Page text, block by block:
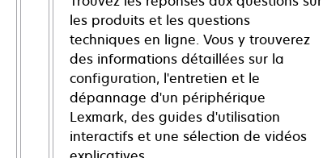
les produits et les questions
techniques en ligne. Vous y trouverez
des informations détaillées sur la
configuration, l'entretien et le
dépannage d'un périphérique
Lexmark, des guides d'utilisation
interactifs et une sélection de vidéos